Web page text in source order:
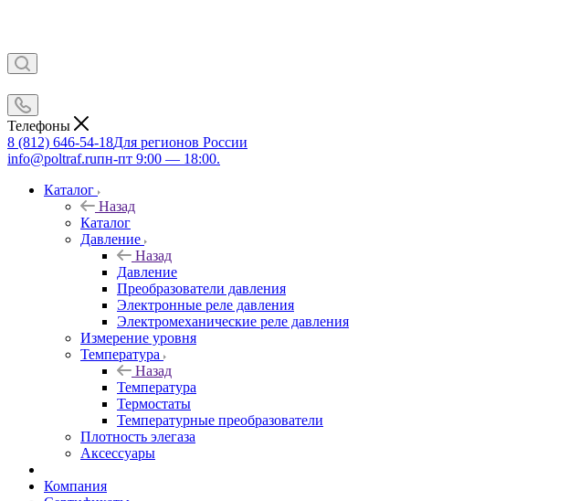
Телефоны
8 (812) 646-54-18Для регионов России
info@poltraf.ruпн-пт 9:00 — 18:00.
Каталог
Назад
Каталог
Давление
Назад
Давление
Преобразователи давления
Электронные реле давления
Электромеханические реле давления
Измерение уровня
Температура
Назад
Температура
Термостаты
Температурные преобразователи
Плотность элегаза
Аксессуары
Компания